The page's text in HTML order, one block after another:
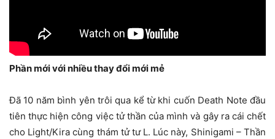
Phần mới với nhiều thay đổi mới mẻ
Đã 10 năm bình yên trôi qua kể từ khi cuốn Death Note đầu
tiên thực hiện công việc tử thần của mình và gây ra cái chết
cho Light/Kira cùng thám tử tư L. Lúc này, Shinigami – Thần